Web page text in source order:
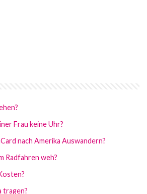
Frau keine Uhr?
nach Amerika Auswandern?
Radfahren weh?
tragen?